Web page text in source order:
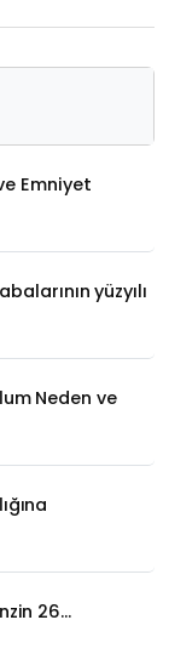
Emniyet
yüzyılı
Neden ve
26…